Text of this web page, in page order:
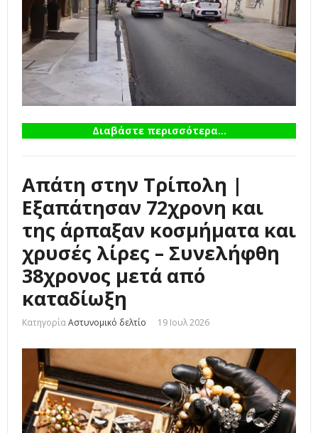
Διαβάστε περισσότερα...
Απάτη στην Τρίπολη |
Εξαπάτησαν 72χρονη και
της άρπαξαν κοσμήματα και
χρυσές λίρες – Συνελήφθη
38χρονος μετά από
καταδίωξη
ΚατηγορίαΑστυνομικό δελτίο 19 Ιουλ 2026